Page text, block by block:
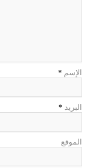
الإسم *
البريد *
الموقع